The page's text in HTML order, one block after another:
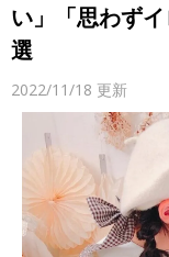
い」「思わず
選
2022/11/18 更新